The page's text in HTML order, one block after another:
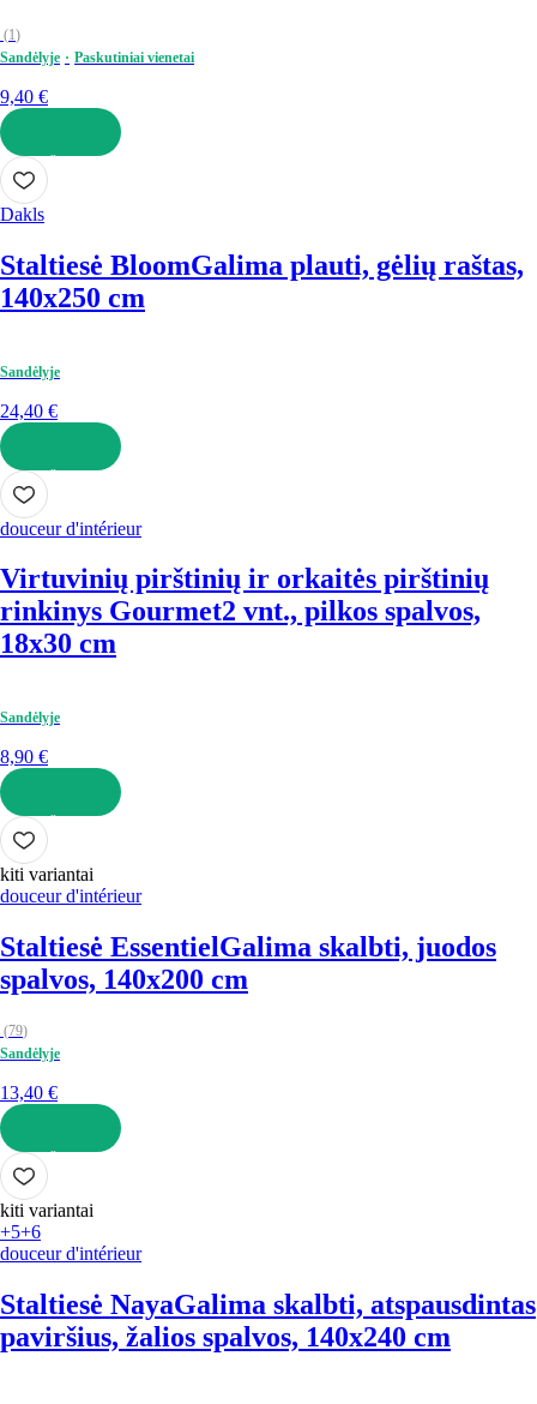
(1)
Sandėlyje
Paskutiniai vienetai
9,40 €
Į KREPŠELĮ
Dakls
Staltiesė BloomGalima plauti, gėlių raštas,
140x250 cm
Sandėlyje
24,40 €
Į KREPŠELĮ
douceur d'intérieur
Virtuvinių pirštinių ir orkaitės pirštinių
rinkinys Gourmet2 vnt., pilkos spalvos,
18x30 cm
Sandėlyje
8,90 €
Į KREPŠELĮ
kiti variantai
douceur d'intérieur
Staltiesė EssentielGalima skalbti, juodos
spalvos, 140x200 cm
(79)
Sandėlyje
13,40 €
Į KREPŠELĮ
kiti variantai
+5+6
douceur d'intérieur
Staltiesė NayaGalima skalbti, atspausdintas
paviršius, žalios spalvos, 140x240 cm